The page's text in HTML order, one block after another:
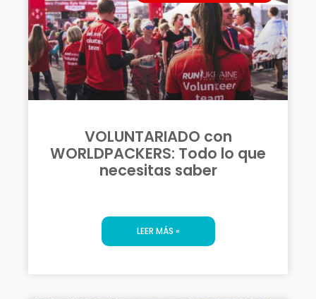
VOLUNTARIADO con
WORLDPACKERS: Todo lo que
necesitas saber
LEER MÁS »